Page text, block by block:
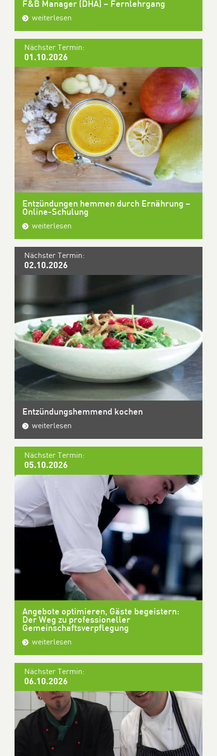
F&B Manager (DHA) – Fernlehrgang
weiterlesen
Nächster Termin:
01.10.2026
Entzündungen hemmen durch Ernährung –
Online-Schulung
weiterlesen
Nächster Termin:
02.10.2026
Entzündungshemmend kochen
weiterlesen
Nächster Termin:
05.10.2026
Angebote optimieren, Gäste begeistern:
Der Weg zu professioneller
Gemeinschaftsverpflegung
weiterlesen
Nächster Termin:
06.10.2026